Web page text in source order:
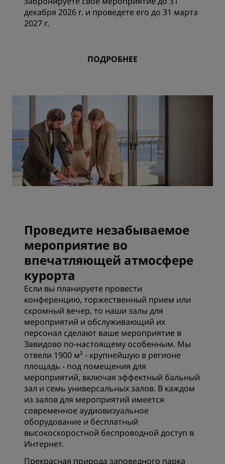
декабря 2026 г. и проведете его до 31 марта
2027 г.
ПОДРОБНЕЕ
Проведите незабываемое
мероприятие во
впечатляющей атмосфере
курорта
Если вы планируете провести
конференцию, торжественный прием или
скромный вечер, то наши залы для
мероприятий и обслуживающий их
персонал сделают ваше мероприятие в
Завидово по-настоящему особенным. Мы
отвели 1900 м² - крупнейшую в регионе
площадь - под помещения для
мероприятий, включая эффектный бальный
зал и семь универсальных залов. В каждом
из залов для мероприятий имеется
современное аудиовизуальное
оборудование и бесплатный
высокоскоростной беспроводной доступ в
Интернет.
Прекрасная природа заповедного парка